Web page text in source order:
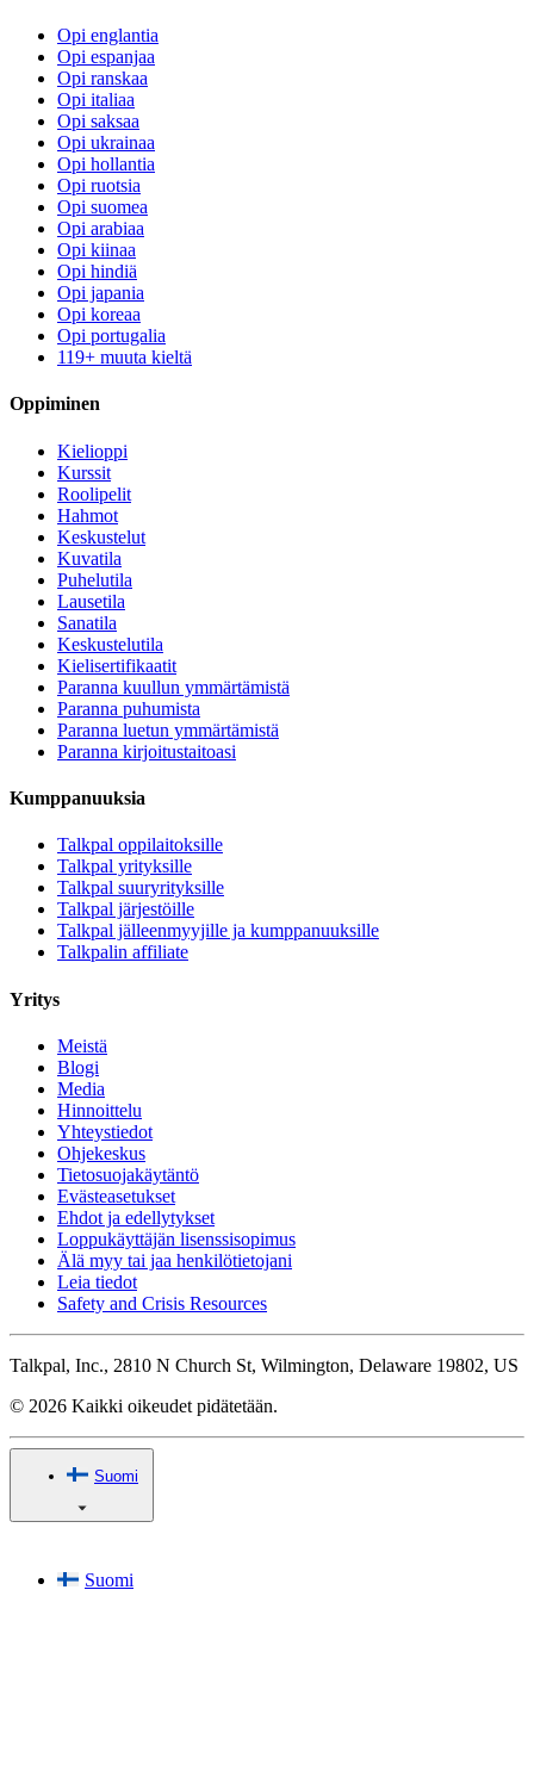
Opi englantia
Opi espanjaa
Opi ranskaa
Opi italiaa
Opi saksaa
Opi ukrainaa
Opi hollantia
Opi ruotsia
Opi suomea
Opi arabiaa
Opi kiinaa
Opi hindiä
Opi japania
Opi koreaa
Opi portugalia
119+ muuta kieltä
Oppiminen
Kielioppi
Kurssit
Roolipelit
Hahmot
Keskustelut
Kuvatila
Puhelutila
Lausetila
Sanatila
Keskustelutila
Kielisertifikaatit
Paranna kuullun ymmärtämistä
Paranna puhumista
Paranna luetun ymmärtämistä
Paranna kirjoitustaitoasi
Kumppanuuksia
Talkpal oppilaitoksille
Talkpal yrityksille
Talkpal suuryrityksille
Talkpal järjestöille
Talkpal jälleenmyyjille ja kumppanuuksille
Talkpalin affiliate
Yritys
Meistä
Blogi
Media
Hinnoittelu
Yhteystiedot
Ohjekeskus
Tietosuojakäytäntö
Evästeasetukset
Ehdot ja edellytykset
Loppukäyttäjän lisenssisopimus
Älä myy tai jaa henkilötietojani
Leia tiedot
Safety and Crisis Resources
Talkpal, Inc., 2810 N Church St, Wilmington, Delaware 19802, US
© 2026 Kaikki oikeudet pidätetään.
Suomi
Suomi